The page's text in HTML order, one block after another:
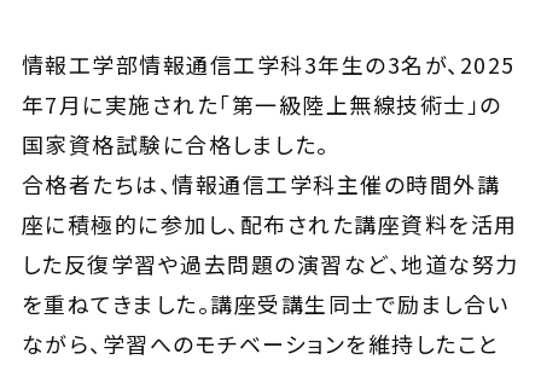
情報工学部情報通信工学科3年生の3名が、2025
年7月に実施された「第一級陸上無線技術士」の
国家資格試験に合格しました。
合格者たちは、情報通信工学科主催の時間外講
座に積極的に参加し、配布された講座資料を活用
した反復学習や過去問題の演習など、地道な努力
を重ねてきました。講座受講生同士で励まし合い
ながら、学習へのモチベーションを維持したこと